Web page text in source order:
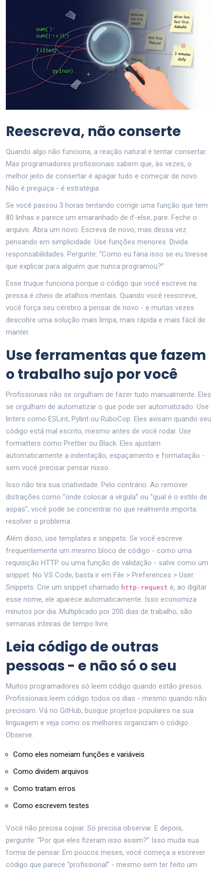
Reescreva, não conserte
Quando algo não funciona, a reação natural é tentar consertar.
Mas programadores profissionais sabem que, às vezes, o
melhor jeito de consertar é apagar tudo e começar de novo.
Não é preguiça - é estratégia.
Se você passou 3 horas tentando corrigir uma função que tem
80 linhas e parece um emaranhado de if-else, pare. Feche o
arquivo. Abra um novo. Escreva de novo, mas dessa vez
pensando em simplicidade. Use funções menores. Divida
responsabilidades. Pergunte: “Como eu faria isso se eu tivesse
que explicar para alguém que nunca programou?”
Esse truque funciona porque o código que você escreve na
pressa é cheio de atalhos mentais. Quando você reescreve,
você força seu cérebro a pensar de novo - e muitas vezes
descobre uma solução mais limpa, mais rápida e mais fácil de
manter.
Use ferramentas que fazem
o trabalho sujo por você
Profissionais não se orgulham de fazer tudo manualmente. Eles
se orgulham de automatizar o que pode ser automatizado. Use
linters como ESLint, Pylint ou RuboCop. Eles avisam quando seu
código está mal escrito, mesmo antes de você rodar. Use
formatters como Prettier ou Black. Eles ajustam
automaticamente a indentação, espaçamento e formatação -
sem você precisar pensar nisso.
Isso não tira sua criatividade. Pelo contrário. Ao remover
distrações como “onde colocar a vírgula” ou “qual é o estilo de
aspas”, você pode se concentrar no que realmente importa:
resolver o problema.
Além disso, use templates e snippets. Se você escreve
frequentemente um mesmo bloco de código - como uma
requisição HTTP ou uma função de validação - salve como um
snippet. No VS Code, basta ir em File > Preferences > User
Snippets. Crie um snippet chamado http-request e, ao digitar
esse nome, ele aparece automaticamente. Isso economiza
minutos por dia. Multiplicado por 200 dias de trabalho, são
semanas inteiras de tempo livre.
Leia código de outras
pessoas - e não só o seu
Muitos programadores só leem código quando estão presos.
Profissionais leem código todos os dias - mesmo quando não
precisam. Vá no GitHub, busque projetos populares na sua
linguagem e veja como os melhores organizam o código.
Observe:
Como eles nomeiam funções e variáveis
Como dividem arquivos
Como tratam erros
Como escrevem testes
Você não precisa copiar. Só precisa observar. E depois,
pergunte: “Por que eles fizeram isso assim?” Isso muda sua
forma de pensar. Em poucos meses, você começa a escrever
código que parece “profissional” - mesmo sem ter feito um